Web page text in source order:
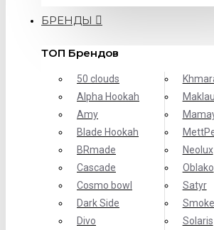
БРЕНДЫ
ТОП Брендов
50 clouds
Alpha Hookah
Amy
Blade Hookah
BRmade
Cascade
Cosmo bowl
Dark Side
Divo
Neolux
Oblako
Satyr
Solaris